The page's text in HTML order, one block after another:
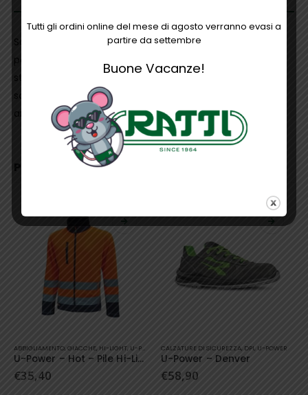
Scarpe antinfortunistiche alte, leggere e comode u
power della linea The Roar, con tomaia in canvas extra-
strong traspirante con inserti in morbida pelle
scamosciata, puntale in alluminio, antiperforazione,
antiscivolo e suola PU/PU LIGHT GRIP, S1P SRC
PRODOTTI CORRELATI
CALZATURE DI SICUREZZA ,DPI,U-POWER
U-Power – Denver
€58,90
ABBIGLIAMENTO,ALTA VISIBILITÀ,GILET,HI-LIGHT
€46,36
Tutti gli ordini online del mese di agosto verranno evasi a
partire da settembre
Buone Vacanze!